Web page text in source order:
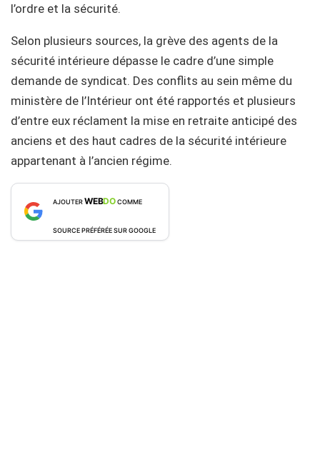
l’ordre et la sécurité.
Selon plusieurs sources, la grève des agents de la
sécurité intérieure dépasse le cadre d’une simple
demande de syndicat. Des conflits au sein même du
ministère de l’Intérieur ont été rapportés et plusieurs
d’entre eux réclament la mise en retraite anticipé des
anciens et des haut cadres de la sécurité intérieure
appartenant à l’ancien régime.
AJOUTERWEBDOCOMME
SOURCE PRÉFÉRÉE SUR GOOGLE